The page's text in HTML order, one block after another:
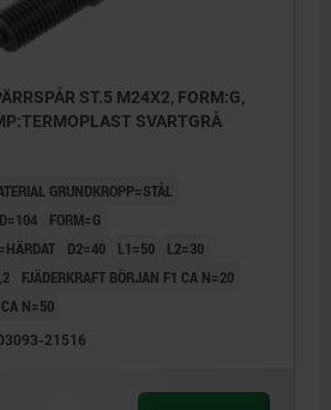
ST.5 M24X2, FORM:G,
SVARTGRÅ
GRUNDKROPP=STÅL
FORM=G
D2=40 L1=50
L2=30
FJÄDERKRAFT BÖRJAN F1 CA N=20
CA N=50
21516